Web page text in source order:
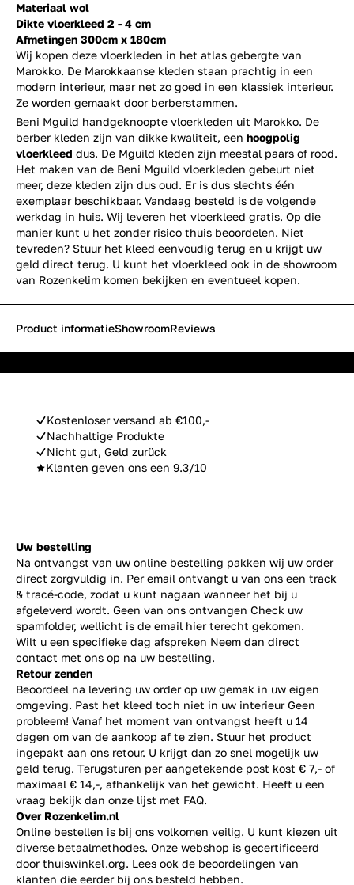
Materiaal wol
Dikte vloerkleed 2 - 4 cm
Afmetingen 300cm x 180cm
Wij kopen deze vloerkleden in het atlas gebergte van
Marokko. De Marokkaanse kleden staan prachtig in een
modern interieur, maar net zo goed in een klassiek interieur.
Ze worden gemaakt door berberstammen.
Beni Mguild handgeknoopte vloerkleden uit Marokko. De
berber kleden zijn van dikke kwaliteit, een hoogpolig
vloerkleed dus. De Mguild kleden zijn meestal paars of rood.
Het maken van de Beni Mguild vloerkleden gebeurt niet
meer, deze kleden zijn dus oud. Er is dus slechts één
exemplaar beschikbaar. Vandaag besteld is de volgende
werkdag in huis. Wij leveren het vloerkleed gratis. Op die
manier kunt u het zonder risico thuis beoordelen. Niet
tevreden? Stuur het kleed eenvoudig terug en u krijgt uw
geld direct terug. U kunt het vloerkleed ook in de showroom
van Rozenkelim komen bekijken en eventueel kopen.
Kostenloser versand ab €100,-
Nachhaltige Produkte
Nicht gut, Geld zurück
Klanten geven ons een 9.3/10
Product informatieShowroomReviews
Uw bestelling
Na ontvangst van uw online bestelling pakken wij uw order
direct zorgvuldig in. Per email ontvangt u van ons een track
& tracé-code, zodat u kunt nagaan wanneer het bij u
afgeleverd wordt. Geen van ons ontvangen Check uw
spamfolder, wellicht is de email hier terecht gekomen.
Wilt u een specifieke dag afspreken Neem dan direct
contact met ons op na uw bestelling.
Retour zenden
Beoordeel na levering uw order op uw gemak in uw eigen
omgeving. Past het kleed toch niet in uw interieur Geen
probleem! Vanaf het moment van ontvangst heeft u 14
dagen om van de aankoop af te zien. Stuur het product
ingepakt aan ons retour. U krijgt dan zo snel mogelijk uw
geld terug. Terugsturen per aangetekende post kost € 7,- of
maximaal € 14,-, afhankelijk van het gewicht. Heeft u een
vraag bekijk dan onze lijst met FAQ.
Over Rozenkelim.nl
Online bestellen is bij ons volkomen veilig. U kunt kiezen uit
diverse betaalmethodes. Onze webshop is gecertificeerd
door thuiswinkel.org. Lees ook de beoordelingen van
klanten die eerder bij ons besteld hebben.